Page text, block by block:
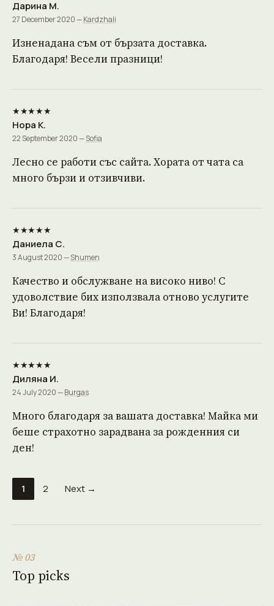
Дарина М.
27 December 2020 —Kardzhali
Изненадана съм от бързата доставка.
Благодаря! Весели празници!
★★★★★
Нора К.
22 September 2020 —Sofia
Лесно се работи със сайта. Хората от чата са
много бързи и отзивчиви.
★★★★★
Даниела С.
3 August 2020 —Shumen
Качество и обслужване на високо ниво! С
удоволствие бих използвала отново услугите
Ви! Благодаря!
★★★★★
Диляна И.
24 July 2020 —Burgas
Много благодаря за вашата доставка! Майка ми
беше страхотно зарадвана за рожденния си
ден!
1 2 Next →
№ 03
Top picks